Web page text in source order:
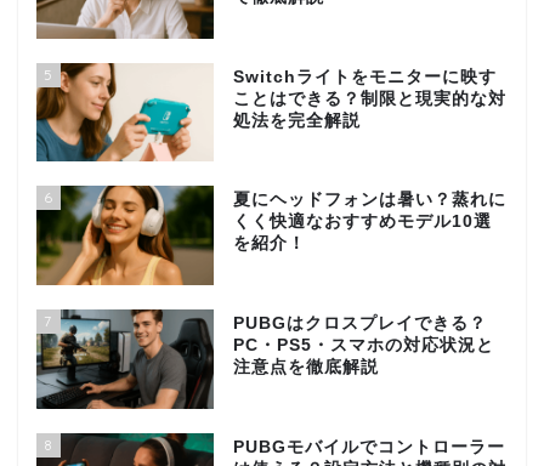
5
Switchライトをモニターに映す
ことはできる？制限と現実的な対
処法を完全解説
6
夏にヘッドフォンは暑い？蒸れに
くく快適なおすすめモデル10選
を紹介！
7
PUBGはクロスプレイできる？
PC・PS5・スマホの対応状況と
注意点を徹底解説
8
PUBGモバイルでコントローラー